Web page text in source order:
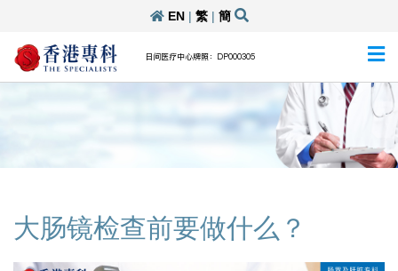
EN| 繁| 簡
日间医疗中心牌照：DP000305
大肠镜检查前要做什么？